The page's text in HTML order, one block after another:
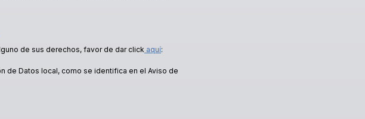
de sus derechos, favor de dar click aquí:
de Datos local, como se identifica en el Aviso de